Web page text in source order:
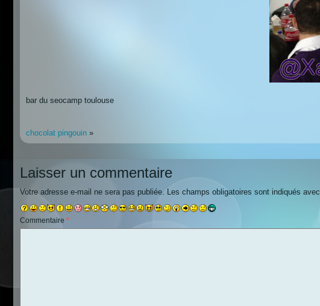
bar du seocamp toulouse
chocolat pingouin »
Laisser un commentaire
Votre adresse e-mail ne sera pas publiée. Les champs obligatoires sont indiqués avec
Commentaire *